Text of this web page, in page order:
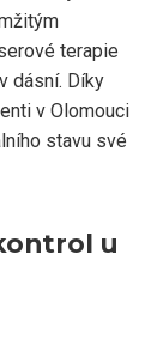
terapie
dásní. Díky
v Olomouci
stavu své
u